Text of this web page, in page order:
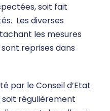
soit fait
Les diverses
les mesures
reprises dans
par le Conseil d’Etat
régulièrement